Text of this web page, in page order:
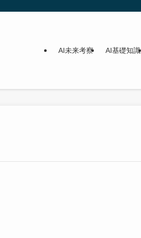
AI未来考察 AI基礎知識